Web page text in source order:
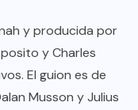
y producida por
y Charles
El guion es de
Musson y Julius